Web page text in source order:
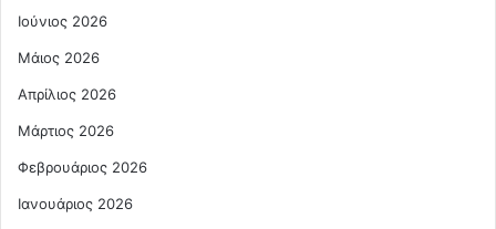
Ιούνιος 2026
Μάιος 2026
Απρίλιος 2026
Μάρτιος 2026
Φεβρουάριος 2026
Ιανουάριος 2026